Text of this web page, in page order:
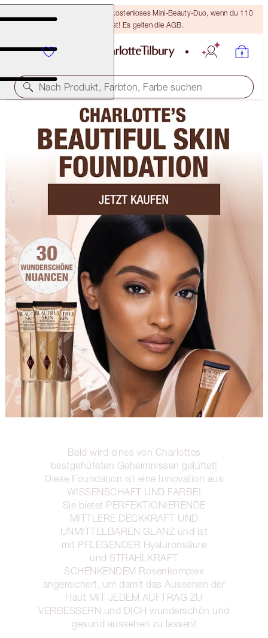
LETZTE CHANCE! Erhalte ein kostenloses Mini-Beauty-Duo, wenn du 110
€ ausgibst! Es gelten die AGB.
Nach Produkt, Farbton, Farbe suchen
Bald wird eines von Charlottes
bestgehüteten Geheimnissen gelüftet!
Diese Foundation ist eine Innovation aus
WISSENSCHAFT UND FARBE!
Sie bietet PERFEKTIONIERENDE
MITTLERE DECKKRAFT UND
UNMITTELBAREN GLANZ und ist
mit PFLEGENDER Hyaluronsäure
und STRAHLKRAFT
SCHENKENDEM Rosenkomplex
angereichert, um damit das Aussehen der
Haut MIT JEDEM AUFTRAG ZU
VERBESSERN und DICH wunderschön und
gesund aussehen zu lassen!